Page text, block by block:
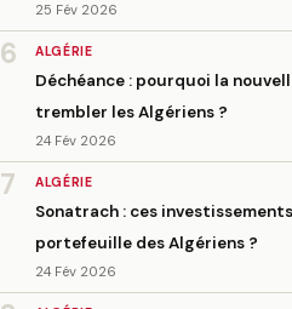
25 Fév 2026
6 ALGÉRIE
Déchéance : pourquoi la
trembler les Algériens ?
24 Fév 2026
7 ALGÉRIE
Sonatrach : ces
portefeuille des Algériens ?
24 Fév 2026